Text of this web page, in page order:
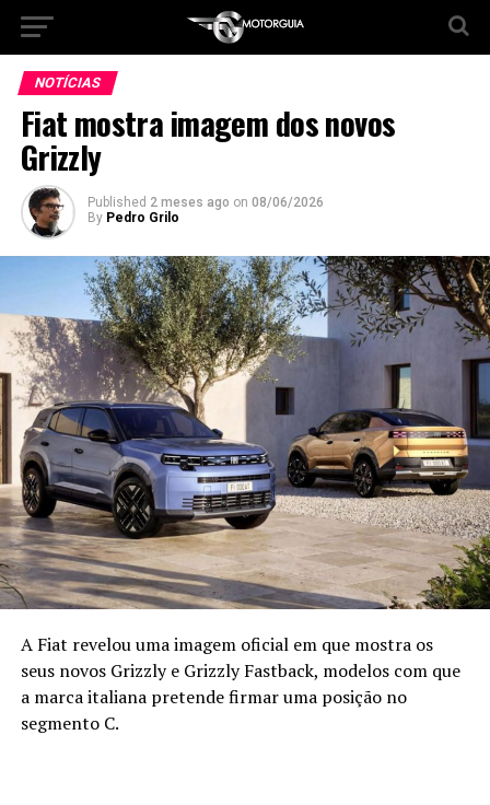
NOTÍCIAS
Fiat mostra imagem dos novos
Grizzly
Published 2 meses ago on 08/06/2026
By Pedro Grilo
A Fiat revelou uma imagem oficial em que mostra os
seus novos Grizzly e Grizzly Fastback, modelos com que
a marca italiana pretende firmar uma posição no
segmento C.